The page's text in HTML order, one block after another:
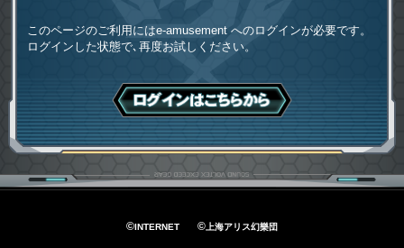
このページのご利用にはe-amusement へのログインが必要です。
ログインした状態で､再度お試しください。
ログインはこちら
©INTERNET ©上海アリス幻樂団